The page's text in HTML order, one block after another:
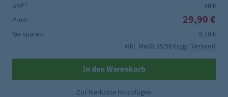
UVP²:
38 €
Preis:
29,90 €
Sie sparen:
8,10 €
inkl. MwSt.35,58 €zzgl. Versand
In den Warenkorb
Zur Merkliste hinzufügen